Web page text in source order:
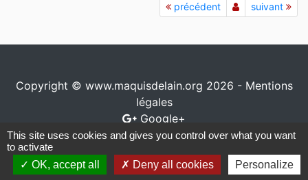
précédent suivant
Copyright © www.maquisdelain.org 2026 - Mentions
légales
Google+
Conception / réalisationwww.io-network.com
This site uses cookies and gives you control over what you want
to activate
OK, accept all
Deny all cookies Personalize